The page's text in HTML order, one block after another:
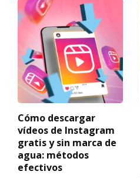
Cómo descargar
vídeos de Instagram
gratis y sin marca de
agua: métodos
efectivos